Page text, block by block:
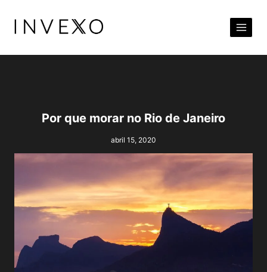
para
Conteúdo
Por que morar no Rio de Janeiro
abril 15, 2020